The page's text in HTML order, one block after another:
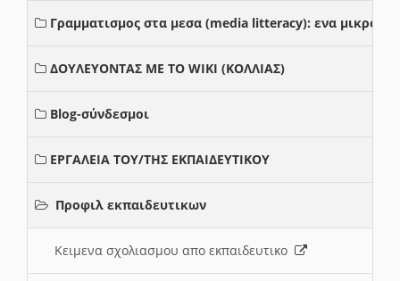
Γραμματισμος στα μεσα (media litteracy): ενα μικρο
ΔΟΥΛΕΥΟΝΤΑΣ ΜΕ ΤΟ WIKI (ΚΟΛΛΙΑΣ)
Blog-σύνδεσμοι
ΕΡΓΑΛΕΙΑ ΤΟΥ/ΤΗΣ ΕΚΠΑΙΔΕΥΤΙΚΟΥ
Προφιλ εκπαιδευτικων
Κειμενα σχολιασμου απο εκπαιδευτικο